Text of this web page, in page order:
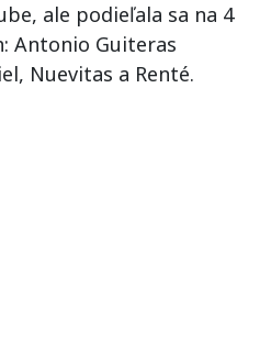
ale podieľala sa na 4
Antonio Guiteras
Nuevitas a Renté.